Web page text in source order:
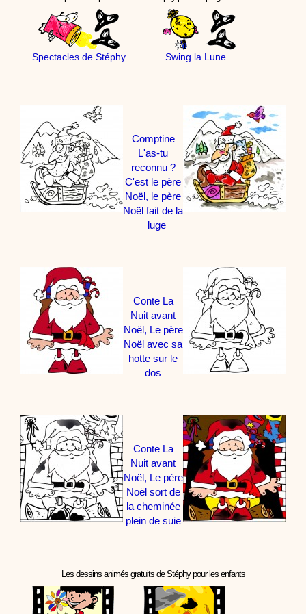
Spectacles de Stéphy Swing la Lune
Comptine
L'as-tu
reconnu ?
C'est le père
Noël, le père
Noël fait de la
luge
Conte La
Nuit avant
Noël, Le père
Noël avec sa
hotte sur le
dos
Conte La
Nuit avant
Noël, Le père
Noël sort de
la cheminée
plein de suie
Les dessins animés gratuits de Stéphy pour les enfants